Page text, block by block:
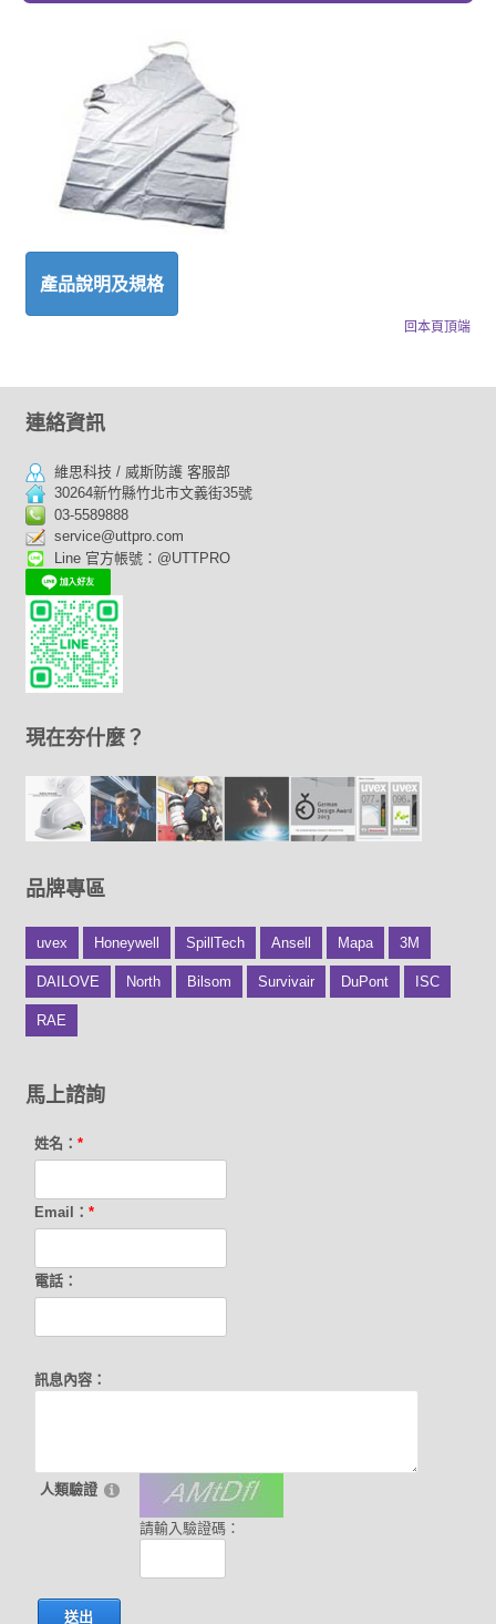
產品說明及規格
回本頁頂端
連絡資訊
維思科技 / 威斯防護 客服部
30264新竹縣竹北市文義街35號
03-5589888
service@uttpro.com
Line 官方帳號：@UTTPRO
現在夯什麼？
品牌專區
uvex Honeywell SpillTech Ansell Mapa 3M
DAILOVE North Bilsom Survivair DuPont ISC
RAE
馬上諮詢
姓名：*
Email：*
電話：
訊息內容：
人類驗證
請輸入驗證碼：
送出